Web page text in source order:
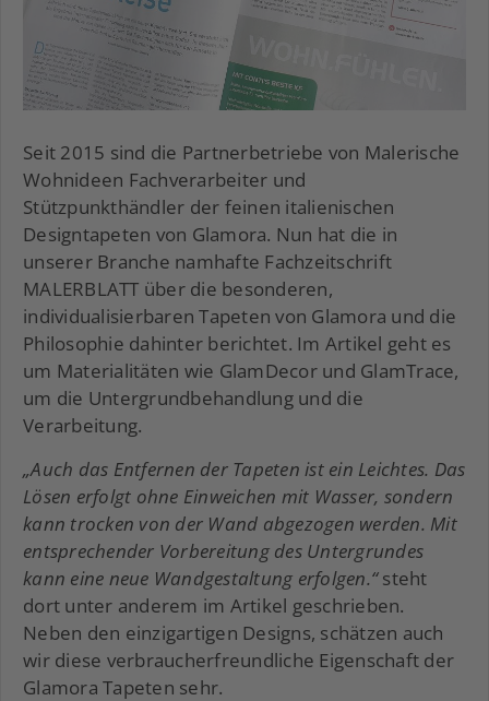
Seit 2015 sind die Partnerbetriebe von Malerische
Wohnideen Fachverarbeiter und
Stützpunkthändler der feinen italienischen
Designtapeten von Glamora. Nun hat die in
unserer Branche namhafte Fachzeitschrift
MALERBLATT über die besonderen,
individualisierbaren Tapeten von Glamora und die
Philosophie dahinter berichtet. Im Artikel geht es
um Materialitäten wie GlamDecor und GlamTrace,
um die Untergrundbehandlung und die
Verarbeitung.
„Auch das Entfernen der Tapeten ist ein Leichtes. Das
Lösen erfolgt ohne Einweichen mit Wasser, sondern
kann trocken von der Wand abgezogen werden. Mit
entsprechender Vorbereitung des Untergrundes
kann eine neue Wandgestaltung erfolgen.“steht
dort unter anderem im Artikel geschrieben.
Neben den einzigartigen Designs, schätzen auch
wir diese verbraucherfreundliche Eigenschaft der
Glamora Tapeten sehr.